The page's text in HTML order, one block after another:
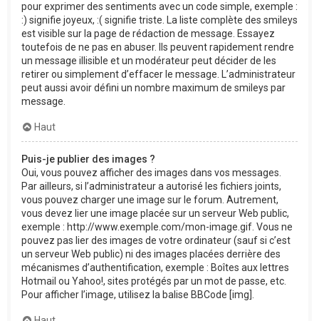
pour exprimer des sentiments avec un code simple, exemple :
:) signifie joyeux, :( signifie triste. La liste complète des smileys
est visible sur la page de rédaction de message. Essayez
toutefois de ne pas en abuser. Ils peuvent rapidement rendre
un message illisible et un modérateur peut décider de les
retirer ou simplement d’effacer le message. L’administrateur
peut aussi avoir défini un nombre maximum de smileys par
message.
Haut
Puis-je publier des images ?
Oui, vous pouvez afficher des images dans vos messages.
Par ailleurs, si l’administrateur a autorisé les fichiers joints,
vous pouvez charger une image sur le forum. Autrement,
vous devez lier une image placée sur un serveur Web public,
exemple : http://www.exemple.com/mon-image.gif. Vous ne
pouvez pas lier des images de votre ordinateur (sauf si c’est
un serveur Web public) ni des images placées derrière des
mécanismes d’authentification, exemple : Boîtes aux lettres
Hotmail ou Yahoo!, sites protégés par un mot de passe, etc.
Pour afficher l’image, utilisez la balise BBCode [img].